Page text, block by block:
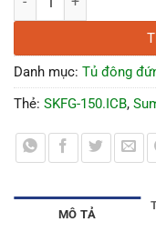
Danh mục: Tủ đông
Thẻ: SKFG-150.ICB,
MÔ TẢ